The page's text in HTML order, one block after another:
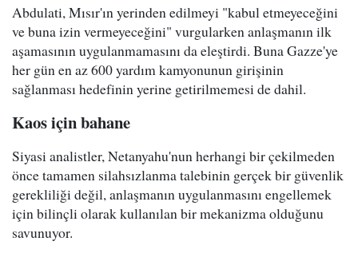
Abdulati, Mısır'ın yerinden edilmeyi "kabul etmeyeceğini
ve buna izin vermeyeceğini" vurgularken anlaşmanın ilk
aşamasının uygulanmamasını da eleştirdi. Buna Gazze'ye
her gün en az 600 yardım kamyonunun girişinin
sağlanması hedefinin yerine getirilmemesi de dahil.
Kaos için bahane
Siyasi analistler, Netanyahu'nun herhangi bir çekilmeden
önce tamamen silahsızlanma talebinin gerçek bir güvenlik
gerekliliği değil, anlaşmanın uygulanmasını engellemek
için bilinçli olarak kullanılan bir mekanizma olduğunu
savunuyor.